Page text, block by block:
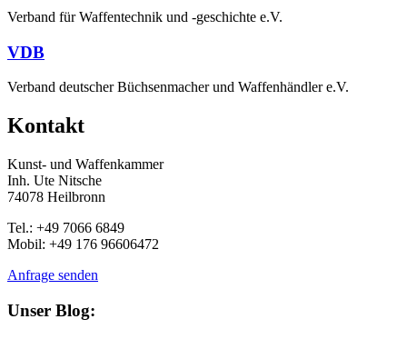
Verband für Waffentechnik und -geschichte e.V.
VDB
Verband deutscher Büchsenmacher und Waffenhändler e.V.
Kontakt
Kunst- und Waffenkammer
Inh. Ute Nitsche
74078 Heilbronn
Tel.: +49 7066 6849
Mobil: +49 176 96606472
Anfrage senden
Unser Blog: